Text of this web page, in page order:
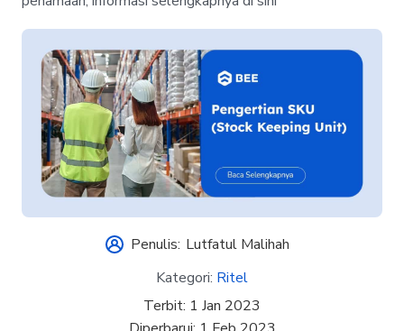
Penulis: Lutfatul Malihah
Kategori: Ritel
Terbit: 1 Jan 2023